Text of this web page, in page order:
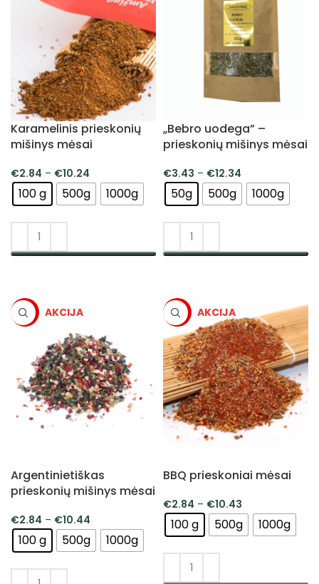
Karamelinis prieskonių
mišinys mėsai
€2.84 – €10.24
100 g 500g 1000g
„Bebro uodega” –
prieskonių mišinys mėsai
€3.43 – €12.34
50g 500g 1000g
-5%
Argentinietiškas
prieskonių mišinys mėsai
€2.84 – €10.44
100 g 500g 1000g
-5%
BBQ prieskoniai mėsai
€2.84 – €10.43
100 g 500g 1000g